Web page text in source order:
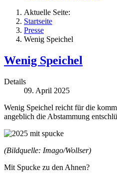
Aktuelle Seite:
Startseite
Presse
Wenig Speichel
Wenig Speichel
Details
09. April 2025
Wenig Speichel reicht für die
angeblich die Abstammung
(Bildquelle: Imago/Wollser)
Mit Spucke zu den Ahnen?